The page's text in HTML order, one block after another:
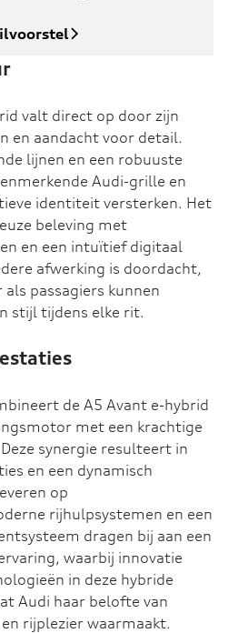
valt direct op door zijn
en aandacht voor detail.
lijnen en een robuuste
Audi-grille en
identiteit versterken. Het
beleving met
en een intuïtief digitaal
afwerking is doordacht,
passagiers kunnen
stijl tijdens elke rit.
de A5 Avant e-hybrid
met een krachtige
synergie resulteert in
en een dynamisch
op
rijhulpsystemen en een
dragen bij aan een
waarbij innovatie
in deze hybride
Audi haar belofte van
rijplezier waarmaakt.